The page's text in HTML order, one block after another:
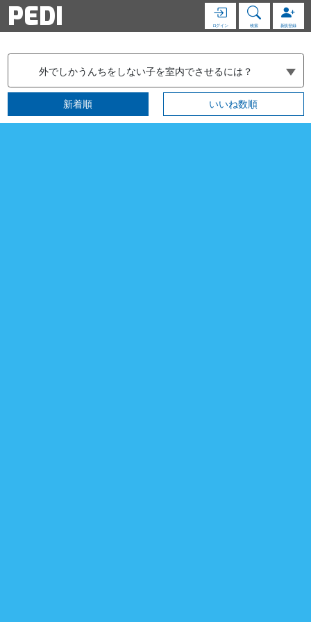
PEDI ログイン 検索 新規登録
外でしかうんちをしない子を室内でさせるには？
新着順 いいね数順